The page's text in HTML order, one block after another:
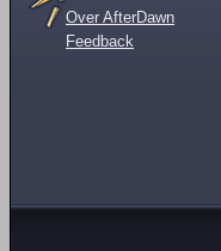
Over AfterDawn
Feedback